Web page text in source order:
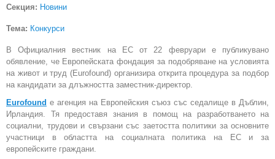
Секция: Новини
Тема: Конкурси
В Официалния вестник на ЕС от 22 февруари е публикувано
обявление, че Европейската фондация за подобряване на условията
на живот и труд (Eurofound) организира открита процедура за подбор
на кандидати за длъжността заместник-директор.
Еurofound е агенция на Европейския съюз със седалище в Дъблин,
Ирландия. Тя предоставя знания в помощ на разработването на
социални, трудови и свързани със заетостта политики за основните
участници в областта на социалната политика на ЕС и за
европейските граждани.